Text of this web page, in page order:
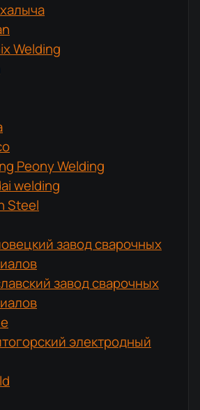
Welding
Peony Welding
welding
Steel
завод сварочных
завод сварочных
электродный